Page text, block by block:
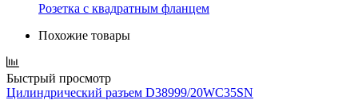
Розетка с квадратным фланцем
Похожие товары
Быстрый просмотр
Цилиндрический разъем D38999/20WC35SN